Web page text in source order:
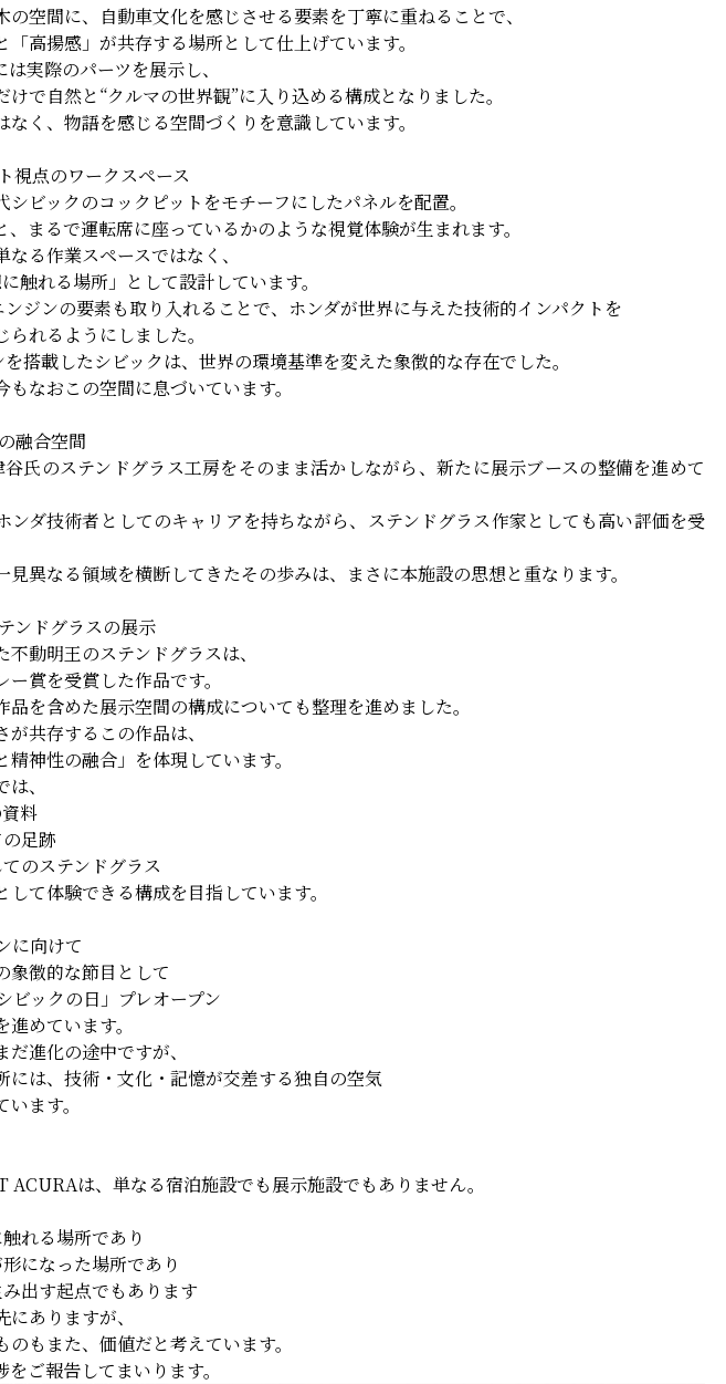
の空間に、自動車文化を感じさせる要素を丁寧に重ねることで、
「高揚感」が共存する場所として仕上げています。
実際のパーツを展示し、
けで自然と“クルマの世界観”に入り込める構成となりました。
なく、物語を感じる空間づくりを意識しています。
視点のワークスペース
シビックのコックピットをモチーフにしたパネルを配置。
、まるで運転席に座っているかのような視覚体験が生まれます。
なる作業スペースではなく、
触れる場所」として設計しています。
ンジンの要素も取り入れることで、ホンダが世界に与えた技術的インパクトを
れるようにしました。
搭載したシビックは、世界の環境基準を変えた象徴的な存在でした。
もなおこの空間に息づいています。
融合空間
氏のステンドグラス工房をそのまま活かしながら、新たに展示ブースの整備を進めて
ンダ技術者としてのキャリアを持ちながら、ステンドグラス作家としても高い評価を受
見異なる領域を横断してきたその歩みは、まさに本施設の思想と重なります。
ンドグラスの展示
不動明王のステンドグラスは、
ー賞を受賞した作品です。
品を含めた展示空間の構成についても整理を進めました。
共存するこの作品は、
精神性の融合」を体現しています。
、
料
足跡
のステンドグラス
して体験できる構成を目指しています。
に向けて
象徴的な節目として
ビックの日」プレオープン
めています。
進化の途中ですが、
には、技術・文化・記憶が交差する独自の空気
ます。
ACURAは、単なる宿泊施設でも展示施設でもありません。
れる場所であり
になった場所であり
み出す起点でもあります
ありますが、
のもまた、価値だと考えています。
ご報告してまいります。